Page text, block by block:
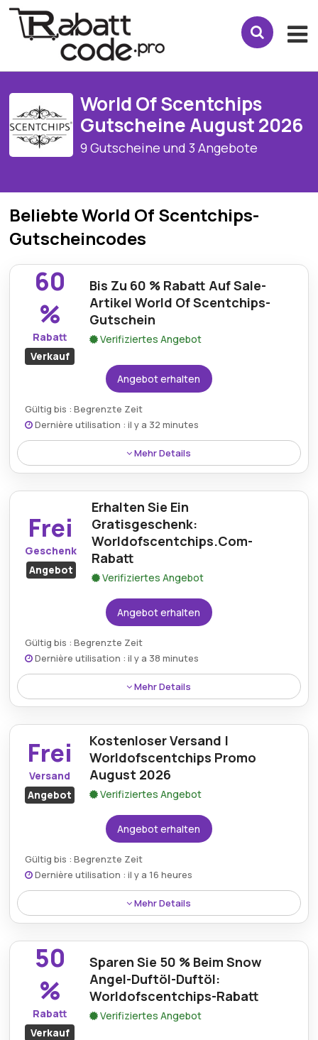
World Of Scentchips
Gutscheine August 2026
9 Gutscheine und 3 Angebote
Beliebte World Of Scentchips-
Gutscheincodes
60
%
Rabatt
Verkauf
Bis Zu 60 % Rabatt Auf Sale-
Artikel World Of Scentchips-
Gutschein
Verifiziertes Angebot
Angebot erhalten
Gültig bis : Begrenzte Zeit
Dernière utilisation : il y a 32 minutes
Mehr Details
Genießen Sie bis zu 60 % Rabatt auf Sale-Artikel mit
dem World of Scentchips-Gutschein und geben Sie
Duftliebhabern die Möglichkeit, sich mit
fantastischen Rabatten mit ihren Lieblingsduftölen
einzudecken.
Frei
Geschenk
Angebot
Erhalten Sie Ein
Gratisgeschenk:
Worldofscentchips.Com-
Rabatt
Verifiziertes Angebot
Angebot erhalten
Gültig bis : Begrenzte Zeit
Dernière utilisation : il y a 38 minutes
Mehr Details
Erhalten Sie zu Ihrem Einkauf ein kostenloses
Geschenk über den Worldofscentchips.com-Rabatt
und bieten Sie bei jeder Bestellung eine besondere
Überraschung, um Ihr Einkaufserlebnis zu
verbessern.
Frei
Versand
Angebot
Kostenloser Versand |
Worldofscentchips Promo
August 2026
Verifiziertes Angebot
Angebot erhalten
Gültig bis : Begrenzte Zeit
Dernière utilisation : il y a 16 heures
Mehr Details
Profitieren Sie vom kostenlosen Versand mit der
Worldofscentchips-Aktion und machen Sie Ihren
Einkauf noch erschwinglicher, da die Versandkosten
für Ihre Lieblingsdüfte entfallen.
50
%
Rabatt
Verkauf
Sparen Sie 50 % Beim Snow
Angel-Duftöl-Duftöl:
Worldofscentchips-Rabatt
Verifiziertes Angebot